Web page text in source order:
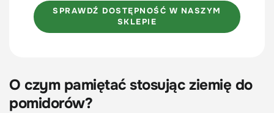
SPRAWDŹ DOSTĘPNOŚĆ W NASZYM
SKLEPIE
O czym pamiętać stosując ziemię do
pomidorów?